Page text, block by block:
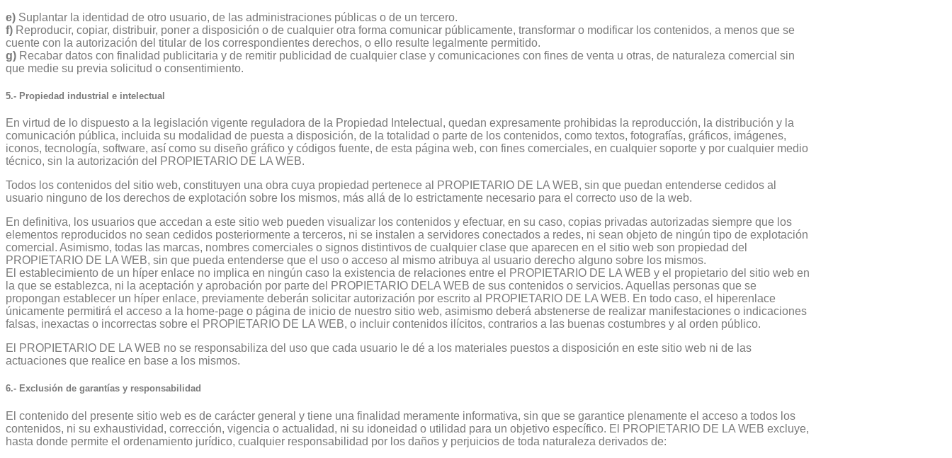
e) Suplantar la identidad de otro usuario, de las administraciones públicas o de un tercero.
f) Reproducir, copiar, distribuir, poner a disposición o de cualquier otra forma comunicar públicamente, transformar o modificar los contenidos, a menos que se
cuente con la autorización del titular de los correspondientes derechos, o ello resulte legalmente permitido.
g) Recabar datos con finalidad publicitaria y de remitir publicidad de cualquier clase y comunicaciones con fines de venta u otras, de naturaleza comercial sin
que medie su previa solicitud o consentimiento.
5.- Propiedad industrial e intelectual
En virtud de lo dispuesto a la legislación vigente reguladora de la Propiedad Intelectual, quedan expresamente prohibidas la reproducción, la distribución y la
comunicación pública, incluida su modalidad de puesta a disposición, de la totalidad o parte de los contenidos, como textos, fotografías, gráficos, imágenes,
iconos, tecnología, software, así como su diseño gráfico y códigos fuente, de esta página web, con fines comerciales, en cualquier soporte y por cualquier medio
técnico, sin la autorización del PROPIETARIO DE LA WEB.
Todos los contenidos del sitio web, constituyen una obra cuya propiedad pertenece al PROPIETARIO DE LA WEB, sin que puedan entenderse cedidos al
usuario ninguno de los derechos de explotación sobre los mismos, más allá de lo estrictamente necesario para el correcto uso de la web.
En definitiva, los usuarios que accedan a este sitio web pueden visualizar los contenidos y efectuar, en su caso, copias privadas autorizadas siempre que los
elementos reproducidos no sean cedidos posteriormente a terceros, ni se instalen a servidores conectados a redes, ni sean objeto de ningún tipo de explotación
comercial. Asimismo, todas las marcas, nombres comerciales o signos distintivos de cualquier clase que aparecen en el sitio web son propiedad del
PROPIETARIO DE LA WEB, sin que pueda entenderse que el uso o acceso al mismo atribuya al usuario derecho alguno sobre los mismos.
El establecimiento de un híper enlace no implica en ningún caso la existencia de relaciones entre el PROPIETARIO DE LA WEB y el propietario del sitio web en
la que se establezca, ni la aceptación y aprobación por parte del PROPIETARIO DELA WEB de sus contenidos o servicios. Aquellas personas que se
propongan establecer un híper enlace, previamente deberán solicitar autorización por escrito al PROPIETARIO DE LA WEB. En todo caso, el hiperenlace
únicamente permitirá el acceso a la home-page o página de inicio de nuestro sitio web, asimismo deberá abstenerse de realizar manifestaciones o indicaciones
falsas, inexactas o incorrectas sobre el PROPIETARIO DE LA WEB, o incluir contenidos ilícitos, contrarios a las buenas costumbres y al orden público.
El PROPIETARIO DE LA WEB no se responsabiliza del uso que cada usuario le dé a los materiales puestos a disposición en este sitio web ni de las
actuaciones que realice en base a los mismos.
6.- Exclusión de garantías y responsabilidad
El contenido del presente sitio web es de carácter general y tiene una finalidad meramente informativa, sin que se garantice plenamente el acceso a todos los
contenidos, ni su exhaustividad, corrección, vigencia o actualidad, ni su idoneidad o utilidad para un objetivo específico. El PROPIETARIO DE LA WEB excluye,
hasta donde permite el ordenamiento jurídico, cualquier responsabilidad por los daños y perjuicios de toda naturaleza derivados de: